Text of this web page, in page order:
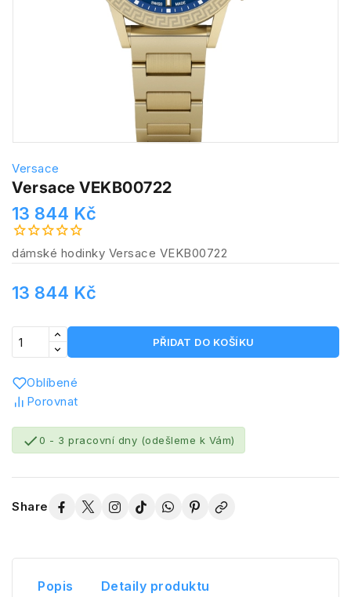
Versace
Versace VEKB00722
13 844 Kč
dámské hodinky Versace VEKB00722
13 844 Kč
PŘIDAT DO KOŠÍKU
Oblíbené
Porovnat
0 - 3 pracovní dny (odešleme k Vám)
Share
Popis Detaily produktu